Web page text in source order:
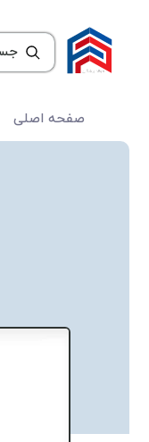
صفحه اصلی